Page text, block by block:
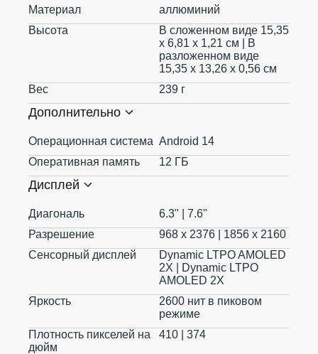
Материал
аллюминий
Высота
В сложенном виде 15,35
x 6,81 x 1,21 см | В
разложенном виде
15,35 x 13,26 x 0,56 см
Вес
239 г
Дополнительно
Операционная система Android 14
Оперативная память
12 ГБ
Дисплей
Диагональ
6.3" | 7.6"
Разрешение
968 x 2376 | 1856 x 2160
Сенсорный дисплей
Dynamic LTPO AMOLED
2X | Dynamic LTPO
AMOLED 2X
Яркость
2600 нит в пиковом
режиме
Плотность пикселей на
дюйм
410 | 374